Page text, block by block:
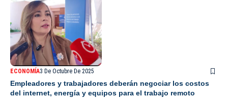
ECONOMÍA3 De Octubre De 2025
Empleadores y trabajadores deberán negociar los costos
del internet, energía y equipos para el trabajo remoto